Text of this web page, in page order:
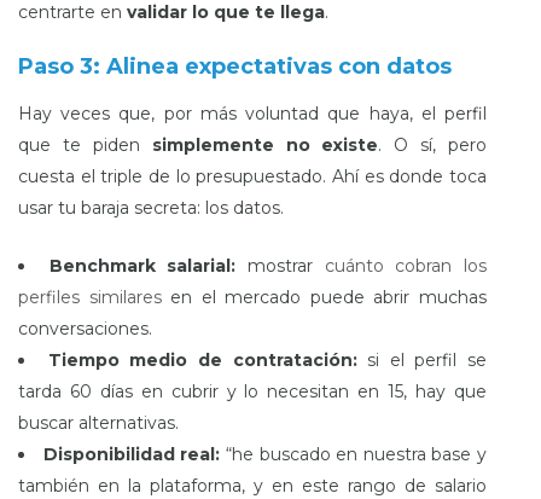
centrarte en validar lo que te llega.
Paso 3: Alinea expectativas con datos
Hay veces que, por más voluntad que haya, el perfil
que te piden simplemente no existe. O sí, pero
cuesta el triple de lo presupuestado. Ahí es donde toca
usar tu baraja secreta: los datos.
Benchmark salarial: mostrar cuánto cobran los
perfiles similaresen el mercado puede abrir muchas
conversaciones.
Tiempo medio de contratación:si el perfil se
tarda 60 días en cubrir y lo necesitan en 15, hay que
buscar alternativas.
Disponibilidad real: “he buscado en nuestra base y
también en la plataforma, y en este rango de salario